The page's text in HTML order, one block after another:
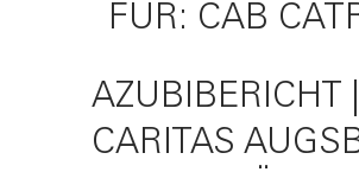
FÜR: CAB
AZUBIBERICHT
CARITAS